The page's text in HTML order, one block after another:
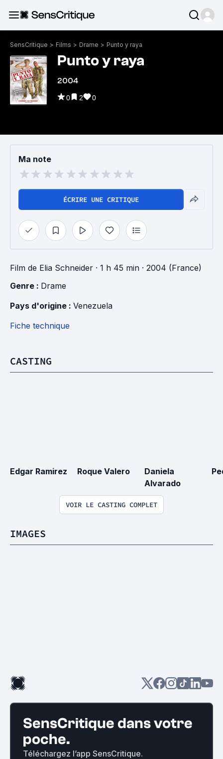
SensCritique > Films > Drame > Punto y raya
Punto y raya
2004
0 2 0
Ma note
ÉCRIRE UNE CRITIQUE
Film de Elia Schneider · 1 h 45 min · 2004 (France)
Genre : Drame
Pays d'origine : Venezuela
Fiche technique
CASTING
Edgar Ramirez Roque Valero
Daniela
Alvarado
VOIR LE CASTING COMPLET
IMAGES
SensCritique dans votre
poche.
Téléchargez l’app SensCritique.